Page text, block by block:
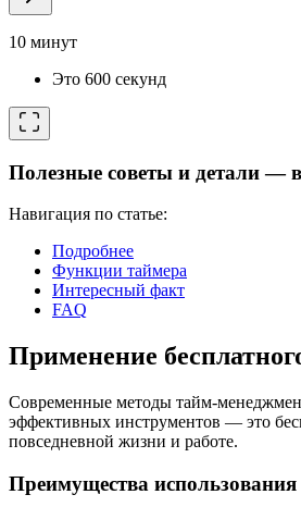
10 минут
Это 600 секунд
Полезные советы и детали —
Навигация по статье:
Подробнее
Функции таймера
Интересный факт
FAQ
Применение
Современные методы тайм-
эффективных инструментов — это
повседневной жизни и работе.
Преимущества